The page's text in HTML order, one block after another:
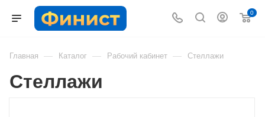
0
Главная — Каталог — Рабочий кабинет — Стеллажи
Стеллажи